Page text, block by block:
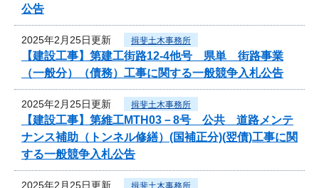
公告
2025年2月25日更新 揖斐土木事務所
【建設工事】第建工街路12-4他号 県単 街路事業
（一般分）（債務）工事に関する一般競争入札公告
2025年2月25日更新 揖斐土木事務所
【建設工事】第維工MTH03－8号 公共 道路メンテ
ナンス補助（トンネル修繕）(国補正分)(翌債)工事に関
する一般競争入札公告
2025年2月25日更新 揖斐土木事務所